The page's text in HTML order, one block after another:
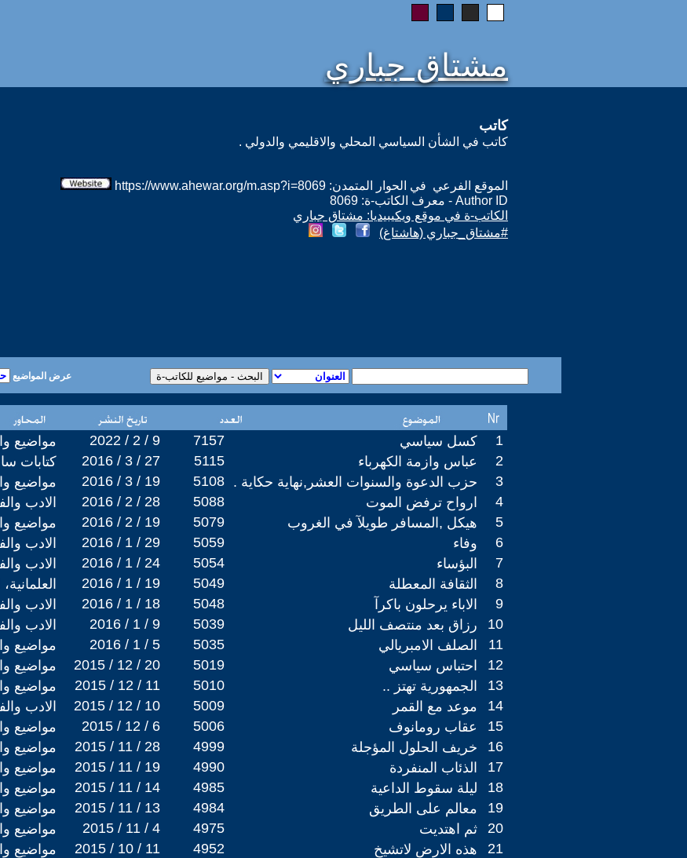
مشتاق جباري
كاتب
كاتب في الشأن السياسي المحلي والاقليمي والدولي .
الموقع الفرعي في الحوار المتمدن: https://www.ahewar.org/m.asp?i=8069
Author ID - معرف الكاتب-ة: 8069
الكاتب-ة في موقع ويكيبيديا: مشتاق جباري
#مشتاق_جباري (هاشتاغ)
عرض المواضيع
مواضيع 2022 / 2 / 9 7157 كسل سياسي
1
كتابات
2016 / 3 / 27 5115 عباس وازمة الكهرباء
2
مواضيع
2016 / 3 / 19 5108 حزب الدعوة والسنوات العشر,نهاية حكاية .
3
الادب
2016 / 2 / 28 5088 ارواح ترفض الموت
4
مواضيع
2016 / 2 / 19 5079 هيكل ,المسافر طويلآ في الغروب
5
الادب
2016 / 1 / 29 5059 وفاء
6
الادب
2016 / 1 / 24 5054 البؤساء
7
2016 / 1 / 19 5049 الثقافة المعطلة
8
الادب
2016 / 1 / 18 5048 الاباء يرحلون باكرآ
9
الادب
2016 / 1 / 9 5039 رزاق بعد منتصف الليل
10
مواضيع
2016 / 1 / 5 5035 الصلف الامبريالي
11
مواضيع
2015 / 12 / 20 5019 احتباس سياسي
12
مواضيع
2015 / 12 / 11 5010 الجمهورية تهتز ..
13
الادب
2015 / 12 / 10 5009 موعد مع القمر
14
مواضيع
2015 / 12 / 6 5006 عقاب رومانوف
15
مواضيع
2015 / 11 / 28 4999 خريف الحلول المؤجلة
16
مواضيع
2015 / 11 / 19 4990 الذئاب المنفردة
17
مواضيع
2015 / 11 / 14 4985 ليلة سقوط الداعية
18
مواضيع
2015 / 11 / 13 4984 معالم على الطريق
19
مواضيع
2015 / 11 / 4 4975 ثم اهتديت
20
مواضيع
2015 / 10 / 11 4952 هذه الارض لاتشيخ
21